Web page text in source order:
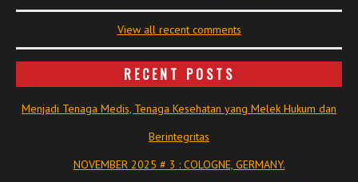
View all recent comments
RECENT POSTS
Menjadi Tenaga Medis, Tenaga Kesehatan yang Melek Hukum dan
Berintegritas
NOVEMBER 2025 # 3 : COLOGNE, GERMANY.